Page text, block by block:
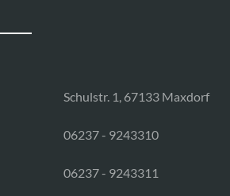
Schulstr. 1, 67133 Maxdorf
06237 - 9243310
06237 - 9243311